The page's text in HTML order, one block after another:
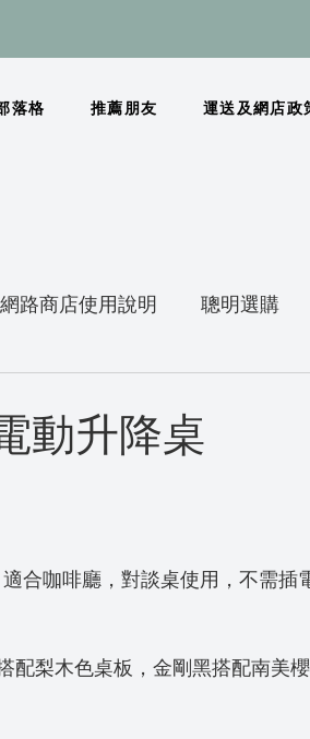
落格 推薦朋友 運送及網店政
路商店使用說明 聰明選購
動升降桌
合咖啡廳，對談桌使用，不需插
配梨木色桌板，金剛黑搭配南美